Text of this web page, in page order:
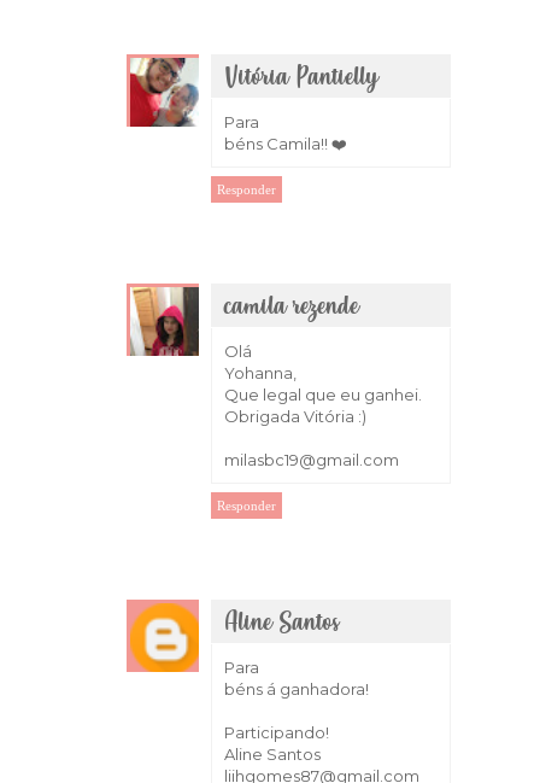
Vitória Pantielly
Para
béns Camila!! ❤️
Responder
camila rezende
Olá
Yohanna,
Que legal que eu ganhei.
Obrigada Vitória :)
milasbc19@gmail.com
Responder
Aline Santos
Para
béns á ganhadora!
Participando!
Aline Santos
liihgomes87@gmail.com